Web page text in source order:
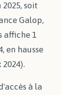
soit
Galop,
affiche 1
en hausse
2024).
à la